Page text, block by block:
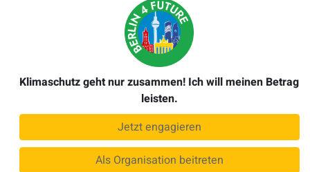
Klimaschutz geht nur zusammen! Ich will meinen Betrag
leisten.
Jetzt engagieren
Als Organisation beitreten